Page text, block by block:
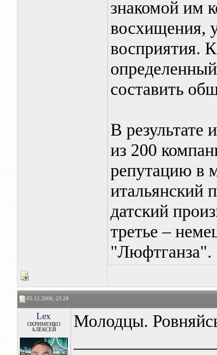
знакомой им
восхищения,
восприятия.
составить
В результате
из 200
репутацию в
итальянский
датский
третье –
"Люфтганза".
05.12.2006, 23:28
Lex
ОХРИМЕНКО
АЛЕКСЕЙ
Молодцы.